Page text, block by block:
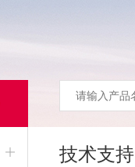
技术支持